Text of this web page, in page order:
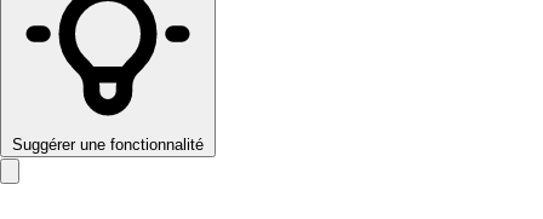
Suggérer une fonctionnalité